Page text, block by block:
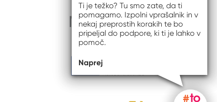
Ti je težko? Tu smo zate, da ti
pomagamo. Izpolni vprašalnik in v
nekaj preprostih korakih te bo
pripeljal do podpore, ki ti je lahko v
pomoč.
Naprej